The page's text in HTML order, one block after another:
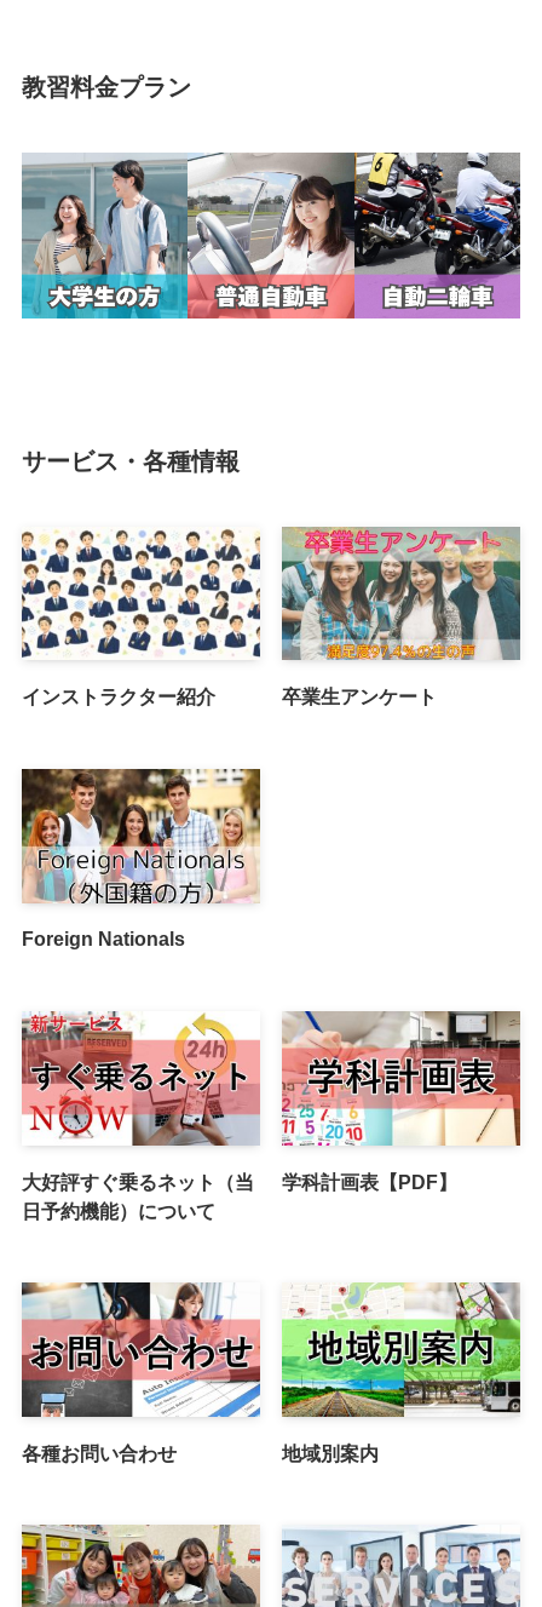
教習料金プラン
サービス・各種情報
インストラクター紹介 卒業生アンケート
Foreign Nationals
大好評すぐ乗るネット（当
日予約機能）について
学科計画表【PDF】
各種お問い合わせ 地域別案内